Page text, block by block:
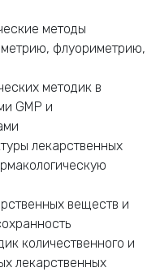
методы
флуориметрию,
методик в
GMP и
лекарственных
веществ и
количественного и
лекарственных